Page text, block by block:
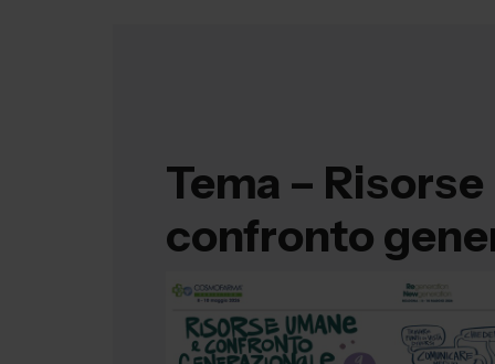
Tema – Risorse
confronto